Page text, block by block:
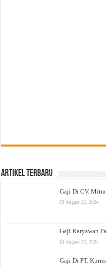
Artikel Terbaru
Gaji Di CV.
August 23, 2024
Gaji Karyawan
August 23, 2024
Gaji Di PT.